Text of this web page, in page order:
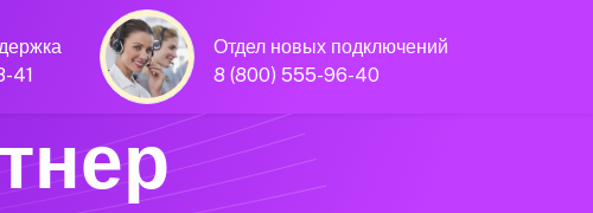
41
Отдел новых подключений
8 (800) 555-96-40